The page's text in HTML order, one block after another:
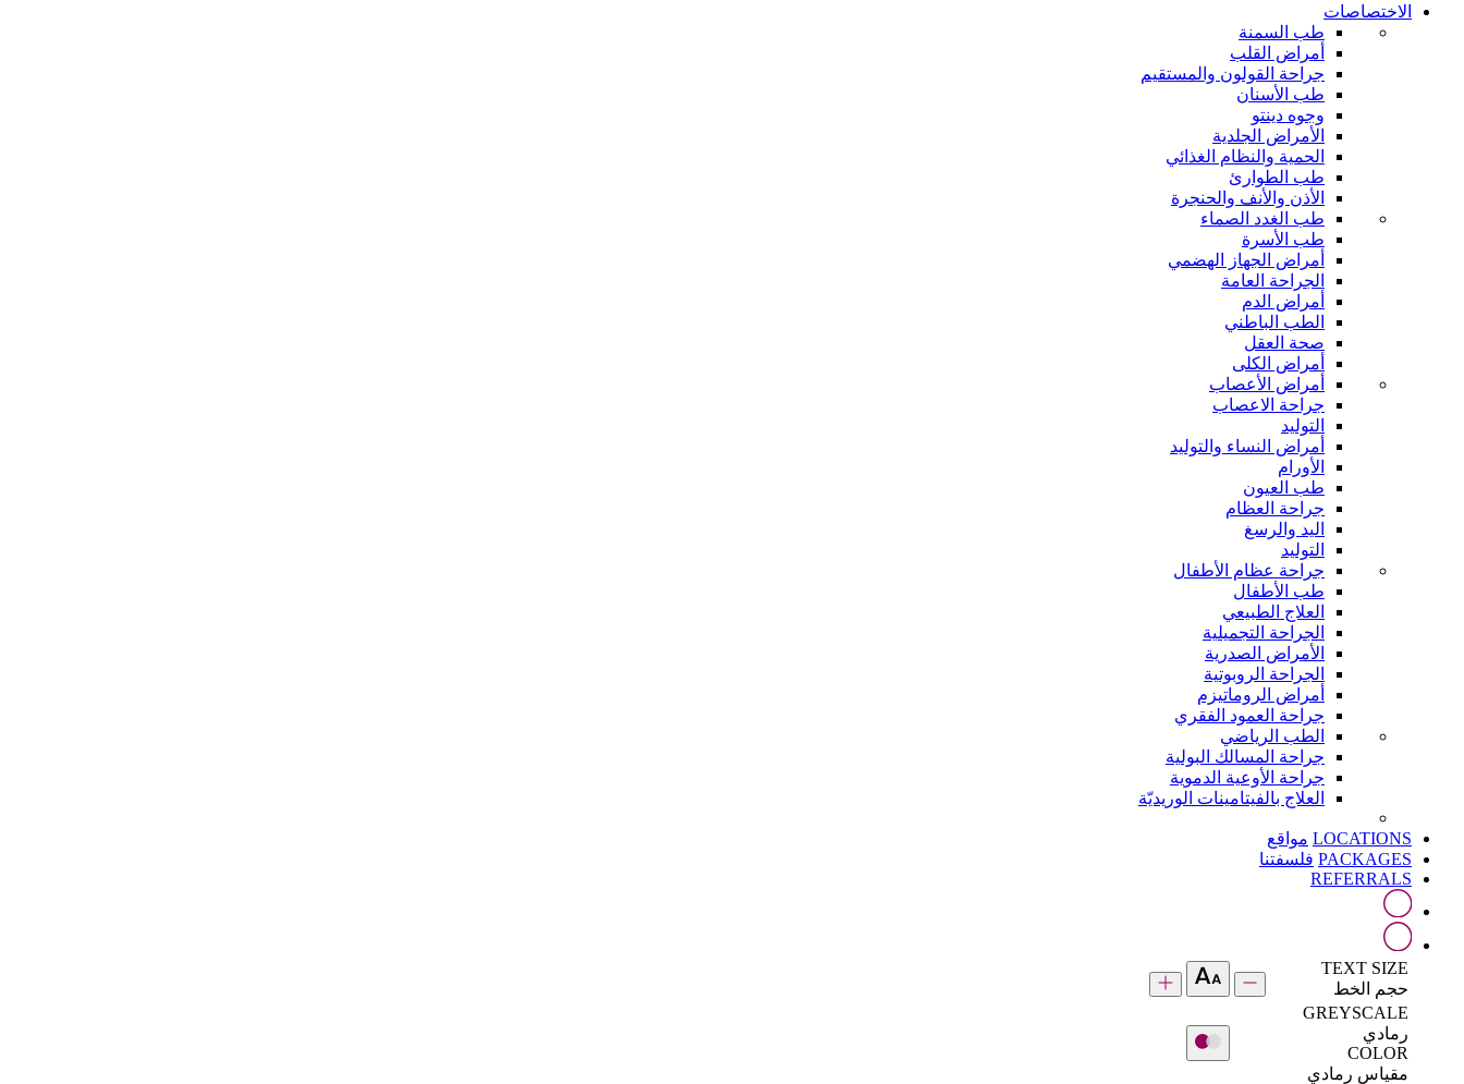
الاختصاصات
طب السمنة
أمراض القلب
جراحة القولون والمستقيم
طب الأسنان
وجوه دينتو
الأمراض الجلدية
الحمية والنظام الغذائي
طب الطوارئ
الأذن والأنف والحنجرة
طب الغدد الصماء
طب الأسرة
أمراض الجهاز الهضمي
الجراحة العامة
أمراض الدم
الطب الباطني
صحة العقل
أمراض الكلى
أمراض الأعصاب
جراحة الاعصاب
التوليد
أمراض النساء والتوليد
الأورام
طب العيون
جراحة العظام
اليد والرسغ
التوليد
جراحة عظام الأطفال
طب الأطفال
العلاج الطبيعي
الجراحة التجميلية
الأمراض الصدرية
الجراحة الروبوتية
أمراض الروماتيزم
جراحة العمود الفقري
الطب الرياضي
جراحة المسالك البولية
جراحة الأوعية الدموية
العلاج بالفيتامينات الوريديّة
LOCATIONS مواقع
PACKAGES فلسفتنا
REFERRALS
TEXT SIZE
حجم الخط
GREYSCALE
رمادي
COLOR
مقياس رمادي